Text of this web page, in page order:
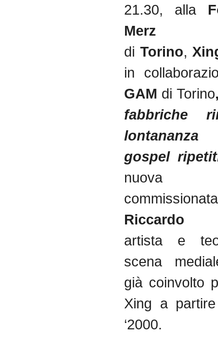
21.30, alla
Merz
di Torino,
in
GAM di Torino
fabbriche
lontananza
gospel
nuova
Riccardo
artista e
scena
già coinvolto
Xing a
‘2000.